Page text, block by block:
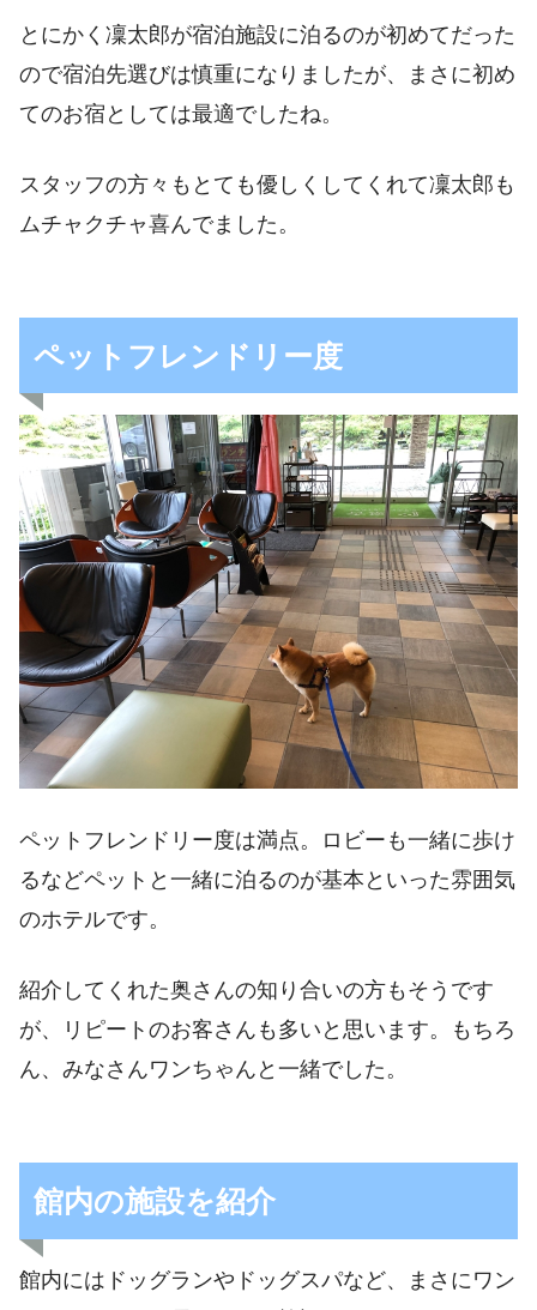
とにかく凜太郎が宿泊施設に泊るのが初めてだった
ので宿泊先選びは慎重になりましたが、まさに初め
てのお宿としては最適でしたね。
スタッフの方々もとても優しくしてくれて凜太郎も
ムチャクチャ喜んでました。
ペットフレンドリー度
ペットフレンドリー度は満点。ロビーも一緒に歩け
るなどペットと一緒に泊るのが基本といった雰囲気
のホテルです。
紹介してくれた奥さんの知り合いの方もそうです
が、リピートのお客さんも多いと思います。もちろ
ん、みなさんワンちゃんと一緒でした。
館内の施設を紹介
館内にはドッグランやドッグスパなど、まさにワン